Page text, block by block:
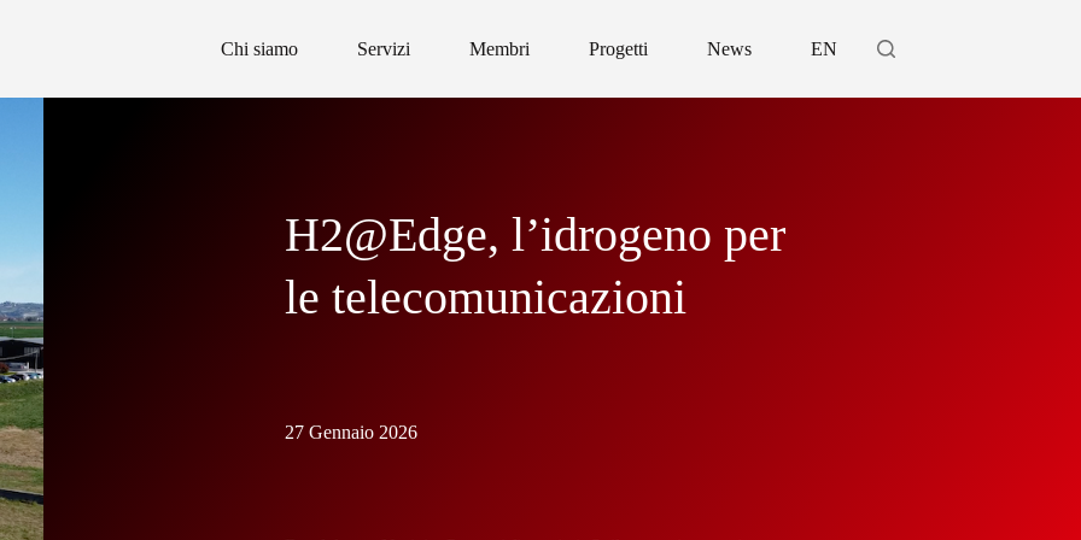
Chi siamo Servizi Membri Progetti News EN
H2@Edge, l’idrogeno per
le telecomunicazioni
27 Gennaio 2026